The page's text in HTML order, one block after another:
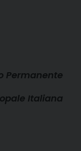
Permanente
Italiana